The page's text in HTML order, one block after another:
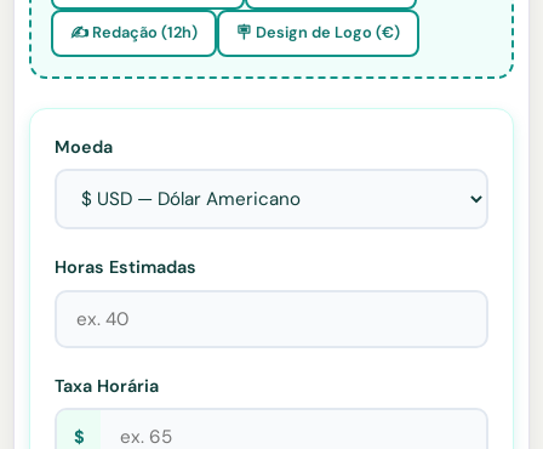
✍️ Redação (12h) 🪧 Design de Logo (€)
Moeda
Horas Estimadas
Taxa Horária
$